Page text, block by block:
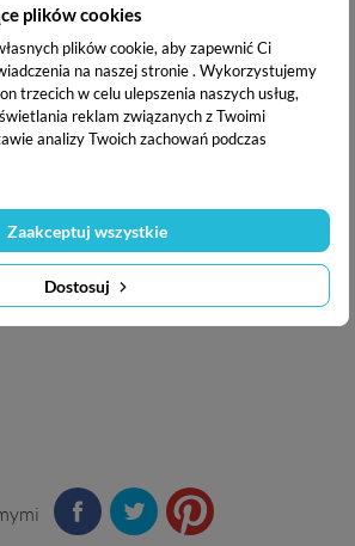
- szef firmy IKP Szkolenia,
sprzedaży, praktyk biznesu z
Autorka książki „Sprzedaż.
”. Prowadzi szkolenia z zakresu
sprzedaży i profesjonalnej obsługi
na stronieizakrejcapawski.pl
plików cookies
plików cookie, aby zapewnić Ci
na naszej stronie . Wykorzystujemy
trzecich w celu ulepszenia naszych usług,
reklam związanych z Twoimi
analizy Twoich zachowań podczas
Dostosuj
Zaakceptuj wszystkie